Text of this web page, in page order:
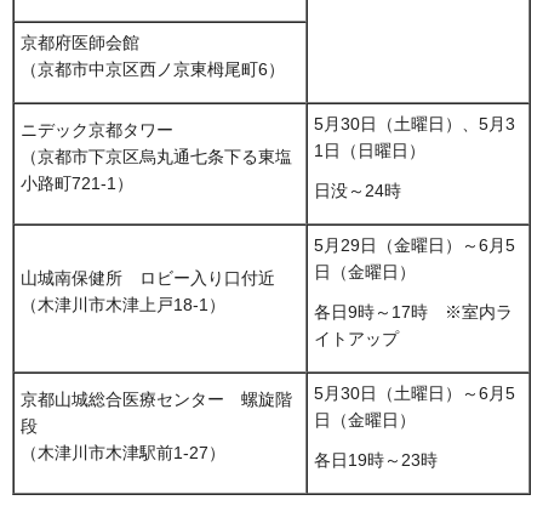
京都府医師会館
（京都市中京区西ノ京東栂尾町6）
ニデック京都タワー
（京都市下京区烏丸通七条下る東塩
小路町721-1）
5月30日（土曜日）、5月3
1日（日曜日）
日没～24時
山城南保健所 ロビー入り口付近
（木津川市木津上戸18-1）
5月29日（金曜日）～6月5
日（金曜日）
各日9時～17時 ※室内ラ
イトアップ
京都山城総合医療センター 螺旋階
段
（木津川市木津駅前1-27）
5月30日（土曜日）～6月5
日（金曜日）
各日19時～23時